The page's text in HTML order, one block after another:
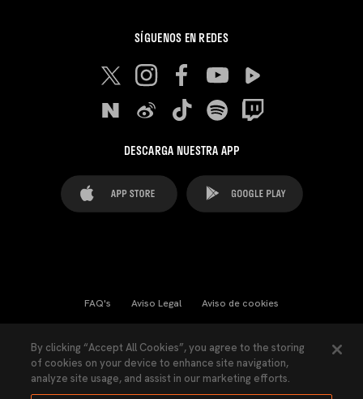
SÍGUENOS EN REDES
DESCARGA NUESTRA APP
FAQ's Aviso Legal Aviso de cookies
Ley Transparencia Política de Privacidad
Accesibilidad
By clicking “Accept All Cookies”, you agree to the storing
of cookies on your device to enhance site navigation,
analyze site usage, and assist in our marketing efforts.